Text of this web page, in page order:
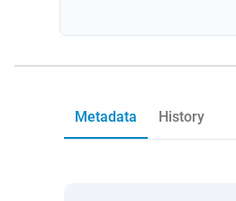
Metadata History